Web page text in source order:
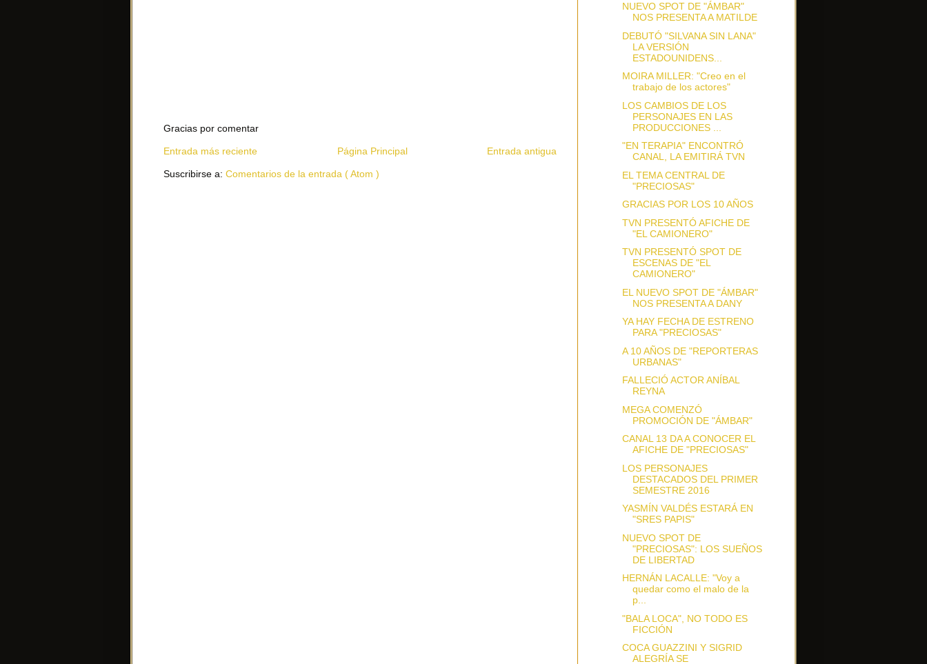
Gracias por comentar
Entrada más reciente Entrada antigua
Página Principal
Suscribirse a: Comentarios de la entrada ( Atom )
NUEVO SPOT DE "ÁMBAR"
NOS PRESENTA A MATILDE
DEBUTÓ "SILVANA SIN LANA"
LA VERSIÓN
ESTADOUNIDENS...
MOIRA MILLER: "Creo en el
trabajo de los actores"
LOS CAMBIOS DE LOS
PERSONAJES EN LAS
PRODUCCIONES ...
"EN TERAPIA" ENCONTRÓ
CANAL, LA EMITIRÁ TVN
EL TEMA CENTRAL DE
"PRECIOSAS"
GRACIAS POR LOS 10 AÑOS
TVN PRESENTÓ AFICHE DE
"EL CAMIONERO"
TVN PRESENTÓ SPOT DE
ESCENAS DE "EL
CAMIONERO"
EL NUEVO SPOT DE "ÁMBAR"
NOS PRESENTA A DANY
YA HAY FECHA DE ESTRENO
PARA "PRECIOSAS"
A 10 AÑOS DE "REPORTERAS
URBANAS"
FALLECIÓ ACTOR ANÍBAL
REYNA
MEGA COMENZÓ
PROMOCIÓN DE "ÁMBAR"
CANAL 13 DA A CONOCER EL
AFICHE DE "PRECIOSAS"
LOS PERSONAJES
DESTACADOS DEL PRIMER
SEMESTRE 2016
YASMÍN VALDÉS ESTARÁ EN
"SRES PAPIS"
NUEVO SPOT DE
"PRECIOSAS": LOS SUEÑOS
DE LIBERTAD
HERNÁN LACALLE: "Voy a
quedar como el malo de la
p...
"BALA LOCA", NO TODO ES
FICCIÓN
COCA GUAZZINI Y SIGRID
ALEGRÍA SE